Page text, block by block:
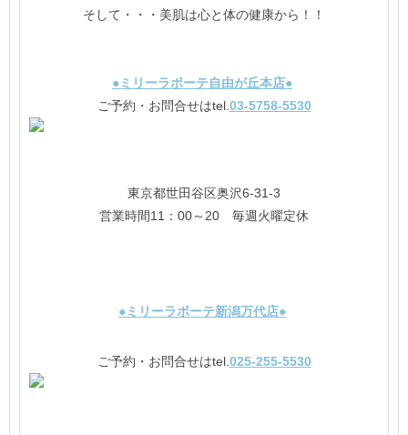
そして・・・美肌は心と体の健康から！！
●ミリーラボーテ自由が丘本店●
ご予約・お問合せはtel. 03-5758-5530
東京都世田谷区奥沢6-31-3
営業時間11：00～20 毎週火曜定休
●ミリーラボーテ新潟万代店●
ご予約・お問合せはtel. 025-255-5530